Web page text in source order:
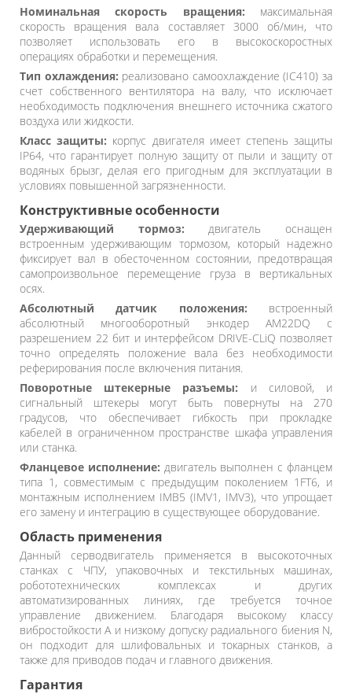
Номинальная скорость вращения: максимальная
скорость вращения вала составляет 3000 об/мин, что
позволяет использовать его в высокоскоростных
операциях обработки и перемещения.
Тип охлаждения: реализовано самоохлаждение (IC410) за
счет собственного вентилятора на валу, что исключает
необходимость подключения внешнего источника сжатого
воздуха или жидкости.
Класс защиты: корпус двигателя имеет степень защиты
IP64, что гарантирует полную защиту от пыли и защиту от
водяных брызг, делая его пригодным для эксплуатации в
условиях повышенной загрязненности.
Конструктивные особенности
Удерживающий тормоз: двигатель оснащен
встроенным удерживающим тормозом, который надежно
фиксирует вал в обесточенном состоянии, предотвращая
самопроизвольное перемещение груза в вертикальных
осях.
Абсолютный датчик положения: встроенный
абсолютный многооборотный энкодер AM22DQ с
разрешением 22 бит и интерфейсом DRIVE-CLiQ позволяет
точно определять положение вала без необходимости
реферирования после включения питания.
Поворотные штекерные разъемы: и силовой, и
сигнальный штекеры могут быть повернуты на 270
градусов, что обеспечивает гибкость при прокладке
кабелей в ограниченном пространстве шкафа управления
или станка.
Фланцевое исполнение: двигатель выполнен с фланцем
типа 1, совместимым с предыдущим поколением 1FT6, и
монтажным исполнением IMB5 (IMV1, IMV3), что упрощает
его замену и интеграцию в существующее оборудование.
Область применения
Данный серводвигатель применяется в высокоточных
станках с ЧПУ, упаковочных и текстильных машинах,
робототехнических комплексах и других
автоматизированных линиях, где требуется точное
управление движением. Благодаря высокому классу
вибростойкости A и низкому допуску радиального биения N,
он подходит для шлифовальных и токарных станков, а
также для приводов подач и главного движения.
Гарантия